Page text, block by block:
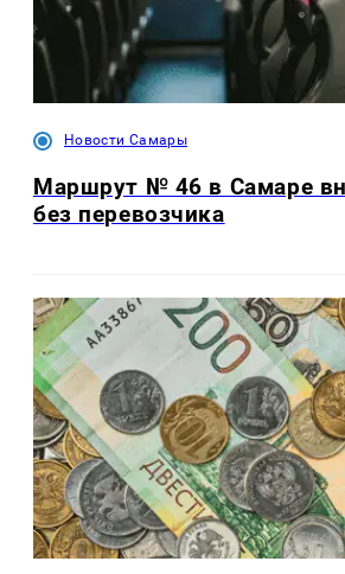
Новости Самары
Маршрут № 46 в Самаре
без перевозчика